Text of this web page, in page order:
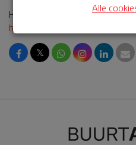
Hierbij een link voor een
https://
𝕏
Alle